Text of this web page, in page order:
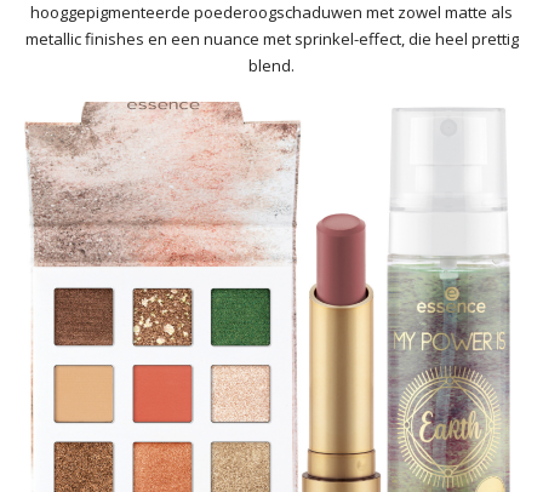
hooggepigmenteerde poederoogschaduwen met zowel matte als
metallic finishes en een nuance met sprinkel-effect, die heel prettig
blend.